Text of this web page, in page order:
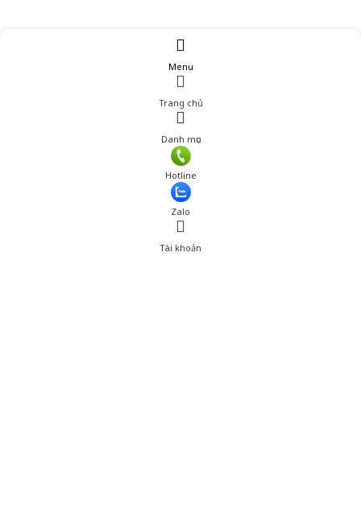
Menu
Trang chủ
Danh mục
Hotline
Zalo
Tài khoản